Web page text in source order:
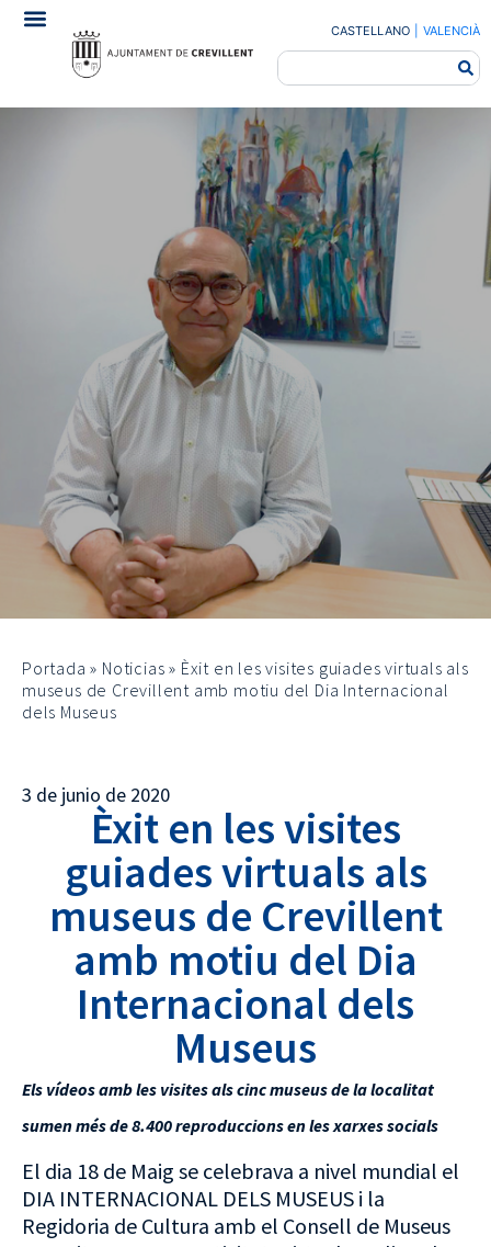
CASTELLANO VALENCIÀ
Portada » Noticias » Èxit en les visites guiades virtuals als
museus de Crevillent amb motiu del Dia Internacional
dels Museus
3 de junio de 2020
Èxit en les visites
guiades virtuals als
museus de Crevillent
amb motiu del Dia
Internacional dels
Museus
Els vídeos amb les visites als cinc museus de la localitat
sumen més de 8.400 reproduccions en les xarxes socials
El dia 18 de Maig se celebrava a nivel mundial el
DIA INTERNACIONAL DELS MUSEUS i la
Regidoria de Cultura amb el Consell de Museus